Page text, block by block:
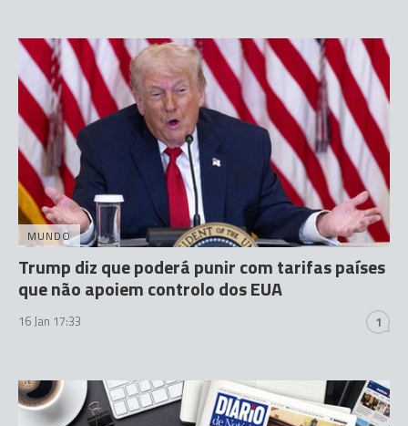
MUNDO
Trump diz que poderá punir com tarifas países
que não apoiem controlo dos EUA
16 Jan 17:33 1